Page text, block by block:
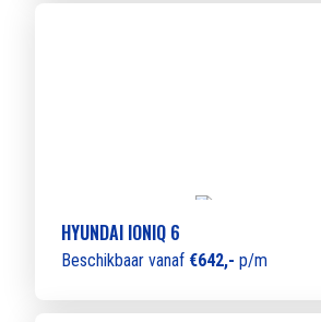
HYUNDAI IONIQ 6
Beschikbaar vanaf €642,- p/m